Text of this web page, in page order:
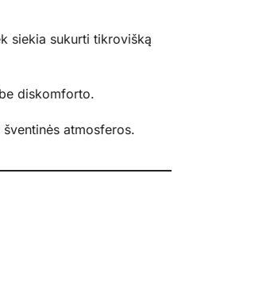
siekia sukurti tikrovišką
diskomforto.
atmosferos.